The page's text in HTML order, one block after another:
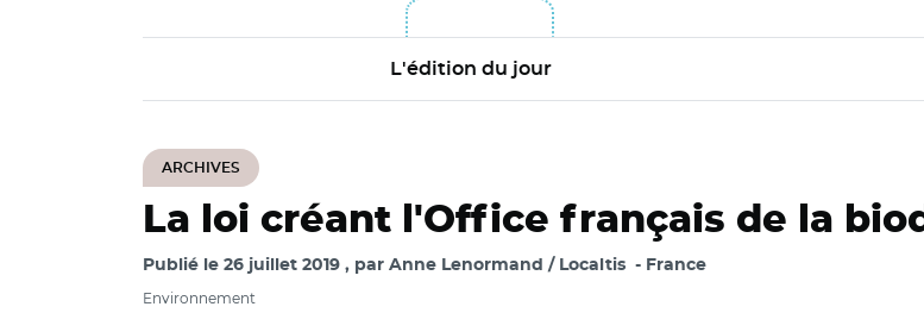
L'édition du jour
ARCHIVES
La loi créant l'Office français de la
Publié le 26 juillet 2019 par Anne Lenormand / Localtis France
Environnement